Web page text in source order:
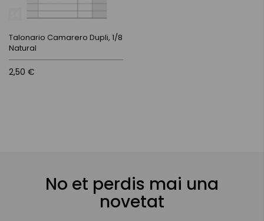
Talonario Camarero Dupli, 1/8
Natural
2,50 €
No et perdis mai una
novetat